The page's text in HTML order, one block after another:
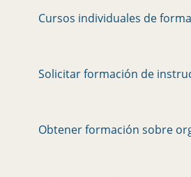
Cursos individuales de
Solicitar formación de
Obtener formación sobre